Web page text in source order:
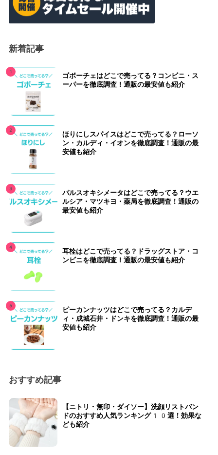
新着記事
ゴボーチェはどこで売ってる？コンビニ・ス
ーパーを徹底調査！通販の最安値も紹介
ほりにしスパイスはどこで売ってる？ローソ
ン・カルディ・イオンを徹底調査！通販の最
安値も紹介
パルスオキシメータはどこで売ってる？ウエ
ルシア・マツキヨ・薬局を徹底調査！通販の
最安値も紹介
耳栓はどこで売ってる？ドラッグストア・コ
ンビニを徹底調査！通販の最安値も紹介
ピーカンナッツはどこで売ってる？カルデ
ィ・成城石井・ドンキを徹底調査！通販の最
安値も紹介
おすすめ記事
【ニトリ・無印・ダイソー】洗顔リストバン
ドのおすすめ人気ランキング10選！効果な
ども紹介